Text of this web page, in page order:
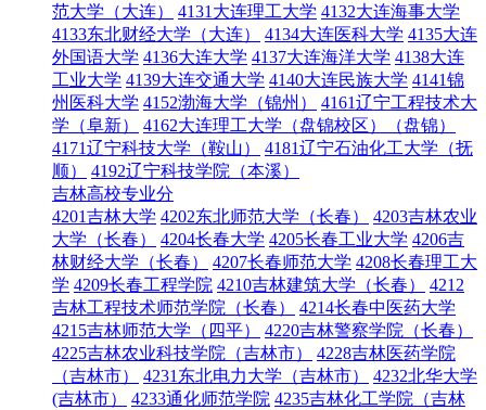
范大学（大连） 4131大连理工大学 4132大连海事大学
4133东北财经大学（大连）
4134大连医科大学 4135大连
外国语大学 4136大连大学 4137大连海洋大学 4138大连
工业大学 4139大连交通大学 4140大连民族大学 4141锦
州医科大学 4152渤海大学（锦州）
4161辽宁工程技术大
学（阜新）
4162大连理工大学（盘锦校区）（盘锦）
4171辽宁科技大学（鞍山）
4181辽宁石油化工大学（抚
顺）
4192辽宁科技学院（本溪）
吉林高校专业分
4201吉林大学 4202东北师范大学（长春）
4203吉林农业
大学（长春）
4204长春大学 4205长春工业大学 4206吉
林财经大学（长春）
4207长春师范大学 4208长春理工大
学 4209长春工程学院 4210吉林建筑大学（长春）
4212
吉林工程技术师范学院（长春）
4214长春中医药大学
4215吉林师范大学（四平）
4220吉林警察学院（长春）
4225吉林农业科技学院（吉林市）
4228吉林医药学院
（吉林市）
4231东北电力大学（吉林市）
4232北华大学
(吉林市）
4233通化师范学院 4235吉林化工学院（吉林